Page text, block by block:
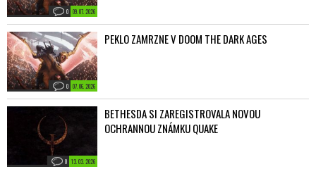
09. 07. 2026
0
07. 06. 2026
0
PEKLO ZAMRZNE V DOOM THE DARK AGES
13. 03. 2026
0
BETHESDA SI ZAREGISTROVALA NOVOU
OCHRANNOU ZNÁMKU QUAKE